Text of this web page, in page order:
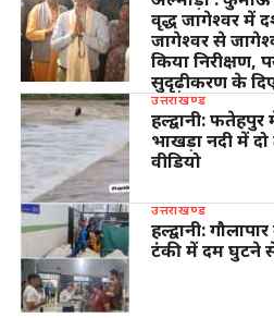
वृद्ध जागेश्वर में
जागेश्वर से
किया निरीक्षण,
सुदृढ़ीकरण के
उत्तराखण्ड
हल्द्वानी:
भाखड़ा नदी में
वीडियो
उत्तराखण्ड
हल्द्वानी:
टंकी में दम घुटने